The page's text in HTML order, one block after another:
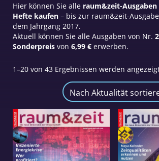
Hier können Sie alle raum&zeit-
Hefte kaufen– bis zur raum&zeit-
dem Jahrgang 2017.
Aktuell können Sie alle Ausgaben von Nr.
Sonderpreisvon 6,99 €erwerben.
1–20 von 43 Ergebnissen werden